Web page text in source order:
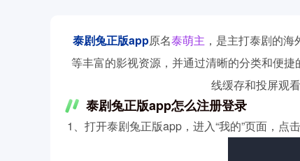
泰剧兔正版app原名泰萌主 ，是主打泰剧的
等丰富的影视资源，并通过清晰的分类和便
线缓存和投屏观
泰剧兔正版app怎么注册登录
1、打开泰剧兔正版app，进入“我的”页面，点击